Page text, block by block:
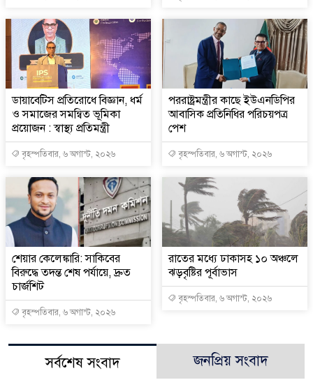
ডায়াবেটিস প্রতিরোধে বিজ্ঞান, ধর্ম
ও সমাজের সমন্বিত ভূমিকা
প্রয়োজন : স্বাস্থ্য প্রতিমন্ত্রী
বৃহস্পতিবার, ৬ অগাস্ট, ২০২৬
পররাষ্ট্রমন্ত্রীর কা‌ছে ইউএনডিপির
আবাসিক প্রতিনিধির পরিচয়পত্র
পেশ
বৃহস্পতিবার, ৬ অগাস্ট, ২০২৬
শেয়ার কেলেঙ্কারি: সাকিবের
বিরুদ্ধে তদন্ত শেষ পর্যায়ে, দ্রুত
চার্জশিট
বৃহস্পতিবার, ৬ অগাস্ট, ২০২৬
রাতের মধ্যে ঢাকাসহ ১০ অঞ্চলে
ঝড়বৃষ্টির পূর্বাভাস
বৃহস্পতিবার, ৬ অগাস্ট, ২০২৬
সর্বশেষ সংবাদ জনপ্রিয় সংবাদ